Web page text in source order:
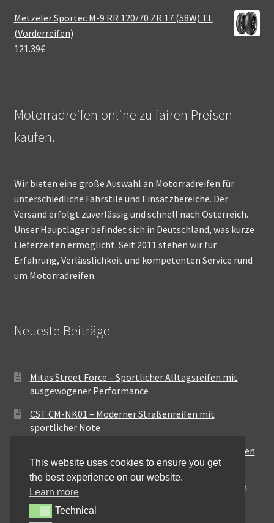
Metzeler Sportec M-9 RR 120/70 ZR 17 (58W) TL
(Vorderreifen)
121.39€
Motorradreifen online zu fairen Preisen
kaufen.
Wir bieten eine große Auswahl an Motorradreifen für
unterschiedliche Fahrstile und Einsatzbereiche. Der
Versand erfolgt zuverlässig und schnell nach Österreich.
Unser Hauptlager befindet sich in Deutschland, was kurze
Lieferzeiten ermöglicht. Seit 2011 stehen wir für
Erfahrung, Verlässlichkeit und kompetenten Service rund
um Motorradreifen.
Neueste Beiträge
Mitas Street Force – Sportlicher Alltagsreifen mit
ausgewogener Performance
CST CM-NK01 – Moderner Straßenreifen mit
sportlicher Note
Maxxis MA-ST3 – Ausgewogener Sport-Touring-Reifen
für vielseitige Einsätze
Pirelli City Demon – Zuverlässigkeit für den urbanen
Alltag
This website uses cookies to ensure you get
the best experience on our website.
Learn more
TechnicalTechnical